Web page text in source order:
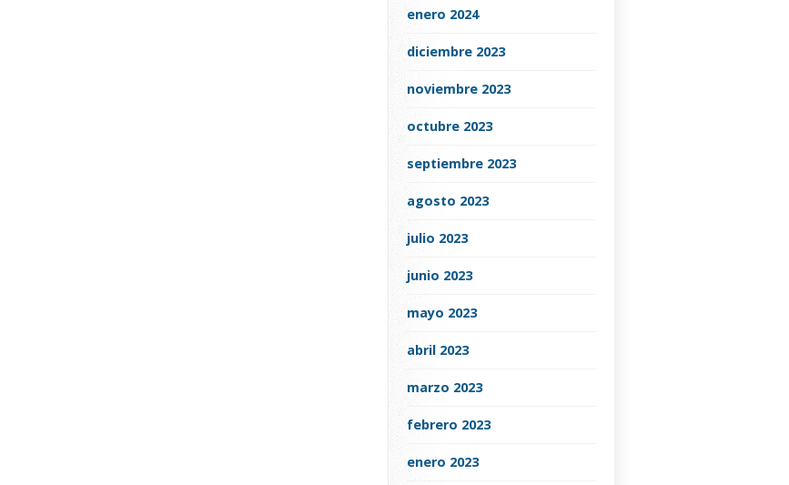
enero 2024
diciembre 2023
noviembre 2023
octubre 2023
septiembre 2023
agosto 2023
julio 2023
junio 2023
mayo 2023
abril 2023
marzo 2023
febrero 2023
enero 2023